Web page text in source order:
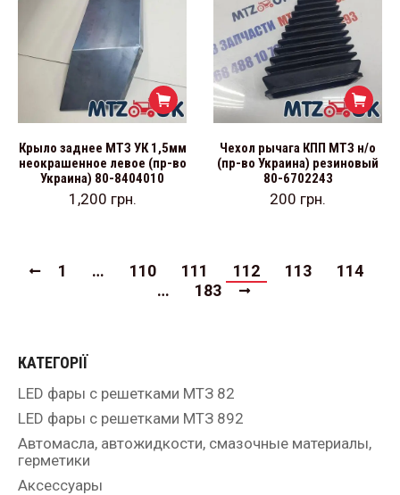
Крыло заднее МТЗ УК 1,5мм
неокрашенное левое (пр-во
Украина) 80-8404010
1,200 грн.
Чехол рычага КПП МТЗ н/о
(пр-во Украина) резиновый
80-6702243
200 грн.
1 … 110 111 112 113
114
…
183
КАТЕГОРІЇ
LED фары с решетками МТЗ 82
LED фары с решетками МТЗ 892
Автомасла, автожидкости, смазочные материалы,
герметики
Аксессуары